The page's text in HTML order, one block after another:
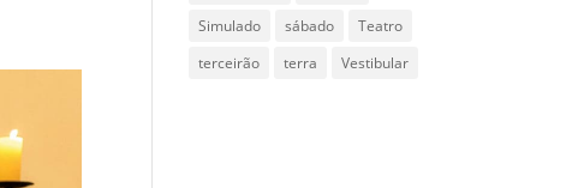
Simulado
sábado
Teatro
terceirão
terra Vestibular